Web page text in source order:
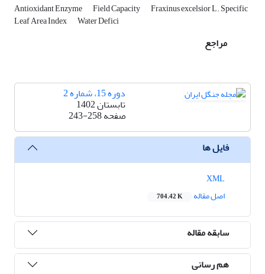
Antioxidant Enzyme Field Capacity Fraxinus excelsior L. Specific
Leaf Area Index Water Defici
مراجع
دوره 15، شماره 2
تابستان 1402
صفحه243-258
فایل ها
اصل مقاله
704.42 K
سابقه مقاله
هم رسانی